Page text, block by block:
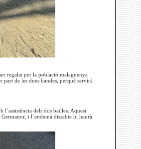
regalat per la població malaguenya
part de les dues bandes, perquè servirà
dels dos batlles. Aquest
i l’endemà dissabte hi haurà